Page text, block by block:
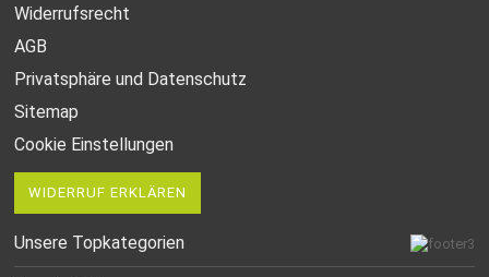
Widerrufsrecht
AGB
Privatsphäre und Datenschutz
Sitemap
Cookie Einstellungen
WIDERRUF ERKLÄREN
Unsere Topkategorien